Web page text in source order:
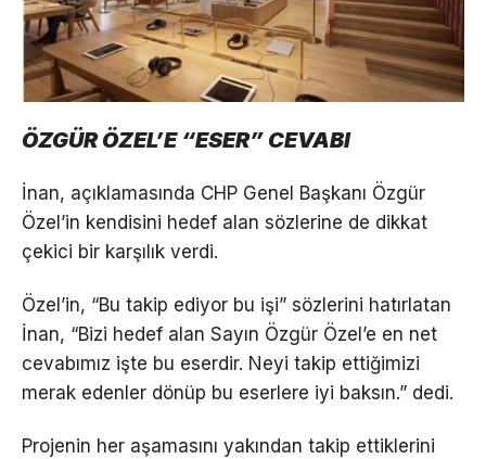
ÖZGÜR ÖZEL’E “ESER” CEVABI
İnan, açıklamasında CHP Genel Başkanı Özgür
Özel’in kendisini hedef alan sözlerine de dikkat
çekici bir karşılık verdi.
Özel’in, “Bu takip ediyor bu işi” sözlerini hatırlatan
İnan, “Bizi hedef alan Sayın Özgür Özel’e en net
cevabımız işte bu eserdir. Neyi takip ettiğimizi
merak edenler dönüp bu eserlere iyi baksın.” dedi.
Projenin her aşamasını yakından takip ettiklerini